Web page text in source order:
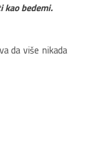
kao bedemi.
da više nikada